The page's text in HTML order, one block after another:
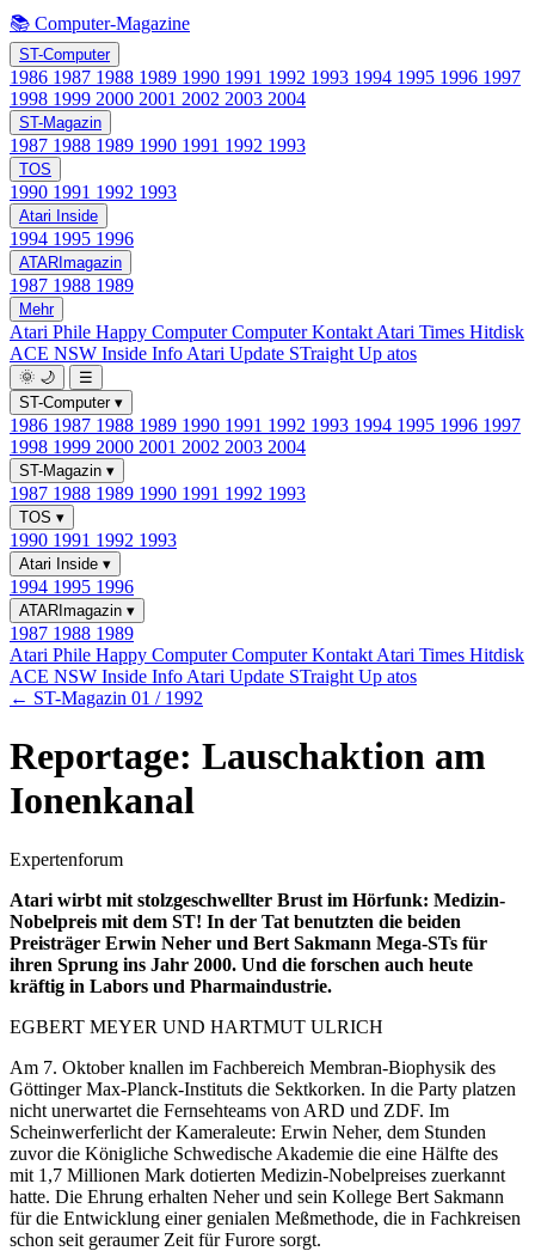
📚 Computer-Magazine
ST-Computer
1986 1987 1988 1989 1990 1991 1992 1993 1994 1995 1996 1997
1998 1999 2000 2001 2002 2003 2004
ST-Magazin
1987 1988 1989 1990 1991 1992 1993
TOS
1990 1991 1992 1993
Atari Inside
1994 1995 1996
ATARImagazin
1987 1988 1989
Mehr
Atari Phile Happy ComputerComputer Kontakt Atari Times Hitdisk
ACE NSW Inside Info Atari Update STraight Up atos
🌞 🌙
☰
ST-Computer ▾
1986 1987 1988 1989 1990 1991 1992 1993 1994 1995 1996 1997
1998 1999 2000 2001 2002 2003 2004
ST-Magazin ▾
1987 1988 1989 1990 1991 1992 1993
TOS ▾
1990 1991 1992 1993
Atari Inside ▾
1994 1995 1996
ATARImagazin ▾
1987 1988 1989
Atari Phile Happy ComputerComputer Kontakt Atari Times Hitdisk
ACE NSW Inside Info Atari Update STraight Up atos
← ST-Magazin 01 / 1992
Reportage: Lauschaktion am
Ionenkanal
Expertenforum
Atari wirbt mit stolzgeschwellter Brust im Hörfunk: Medizin-
Nobelpreis mit dem ST! In der Tat benutzten die beiden
Preisträger Erwin Neher und Bert Sakmann Mega-STs für
ihren Sprung ins Jahr 2000. Und die forschen auch heute
kräftig in Labors und Pharmaindustrie.
EGBERT MEYER UND HARTMUT ULRICH
Am 7. Oktober knallen im Fachbereich Membran-Biophysik des
Göttinger Max-Planck-Instituts die Sektkorken. In die Party platzen
nicht unerwartet die Fernsehteams von ARD und ZDF. Im
Scheinwerferlicht der Kameraleute: Erwin Neher, dem Stunden
zuvor die Königliche Schwedische Akademie die eine Hälfte des
mit 1,7 Millionen Mark dotierten Medizin-Nobelpreises zuerkannt
hatte. Die Ehrung erhalten Neher und sein Kollege Bert Sakmann
für die Entwicklung einer genialen Meßmethode, die in Fachkreisen
schon seit geraumer Zeit für Furore sorgt.